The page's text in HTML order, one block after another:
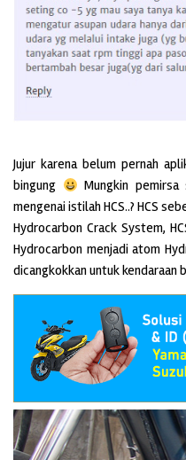
Jujur karena belum pernah
bingung
Mungkin
mengenai istilah HCS..? HCS
Hydrocarbon Crack System,
Hydrocarbon menjadi atom
dicangkokkan untuk kendaraan